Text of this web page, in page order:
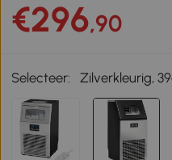
€296,90
Selecteer: Zilverkleurig,